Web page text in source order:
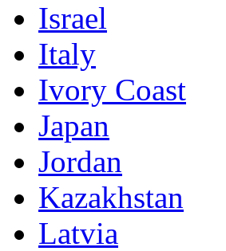
Israel
Italy
Ivory Coast
Japan
Jordan
Kazakhstan
Latvia